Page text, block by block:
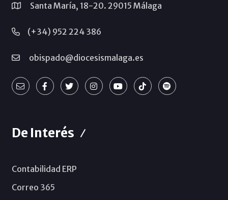
Santa María, 18-20. 29015 Málaga
(+34) 952 224 386
obispado@diocesismalaga.es
De Interés
Contabilidad ERP
Correo 365